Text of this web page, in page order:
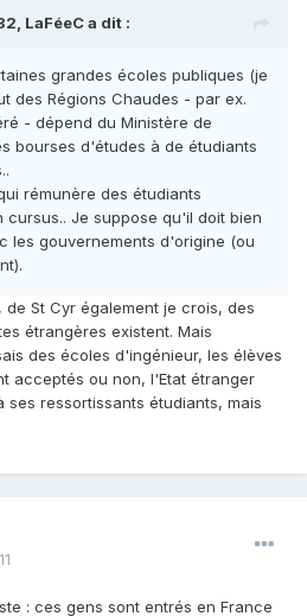
LaFéeC a dit :
grandes écoles publiques (je
des Régions Chaudes - par ex.
- dépend du Ministère de
bourses d'études à de étudiants
rémunère des étudiants
Je suppose qu'il doit bien
les gouvernements d'origine (ou
St Cyr également je crois, des
étrangères existent. Mais
des écoles d'ingénieur, les élèves
acceptés ou non, l'Etat étranger
ressortissants étudiants, mais
: ces gens sont entrés en France